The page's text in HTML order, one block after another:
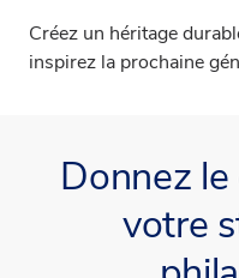
Créez un héritage
inspirez la prochaine
Donnez le
votre